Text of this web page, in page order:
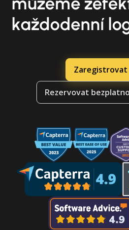
každodenní
Rezervovat